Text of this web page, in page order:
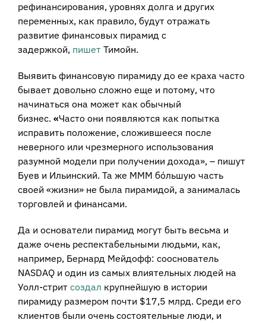
рефинансирования, уровнях долга и других
переменных, как правило, будут отражать
развитие финансовых пирамид с
задержкой, пишетТимойн.
Выявить финансовую пирамиду до ее краха часто
бывает довольно сложно еще и потому, что
начинаться она может как обычный
бизнес. «Часто они появляются как попытка
исправить положение, сложившееся после
неверного или чрезмерного использования
разумной модели при получении дохода», – пишут
Буев и Ильинский. Та же МММ бóльшую часть
своей «жизни» не была пирамидой, а занималась
торговлей и финансами.
Да и основатели пирамид могут быть весьма и
даже очень респектабельными людьми, как,
например, Бернард Мейдофф: сооснователь
NASDAQ и один из самых влиятельных людей на
Уолл-стрит создал крупнейшую в истории
пирамиду размером почти $17,5 млрд. Среди его
клиентов были очень состоятельные люди, и